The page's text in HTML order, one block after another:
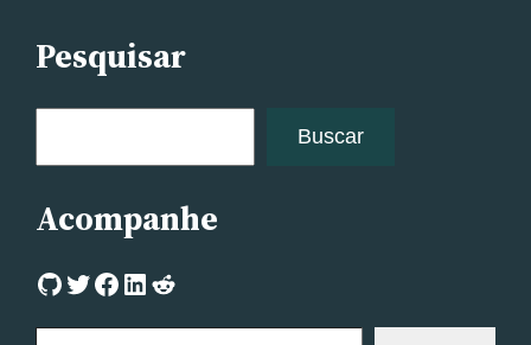
Pesquisar
q
i
s
Buscar
Acompanhe
Link para o meu perfil no Github Link para o meu perfil no Twitter Link para a minha página no Facebook Link para o meu perfil no Linkedin Link para o meu perfil no Reddit
Digite seu e-mail…